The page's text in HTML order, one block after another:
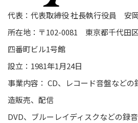
代表：代表取締役 社長執行役員 安
所在地：〒102-0081 東京都千代田
四番町ビル1号館
設立：1981年1月24日
事業内容： CD、レコード音盤など
造販売、配信
DVD、ブルーレイディスクなどの録